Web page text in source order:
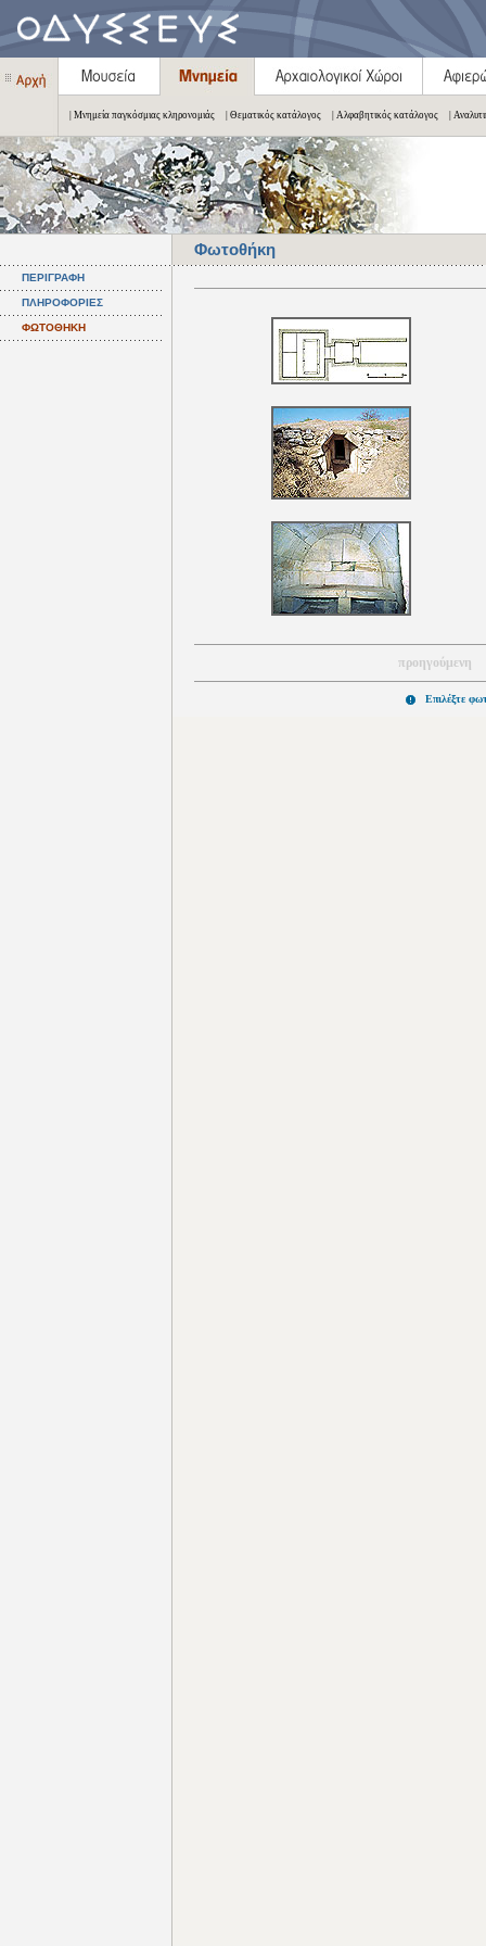
| Μνημεία παγκόσμιας κληρονομιάς | Θεματικός κατάλογος | Αλφαβητικός κατάλογος |
Φωτοθήκη
ΠΕΡΙΓΡΑΦΗ
ΠΛΗΡΟΦΟΡΙΕΣ
ΦΩΤΟΘΗΚΗ
προηγούμενη
Επιλέξτε